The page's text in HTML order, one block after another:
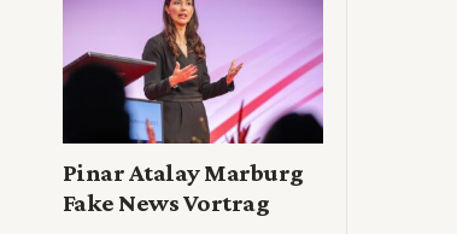
Pinar Atalay Marburg
Fake News Vortrag